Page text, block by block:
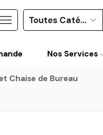
Nos Services
Chaise de Bureau